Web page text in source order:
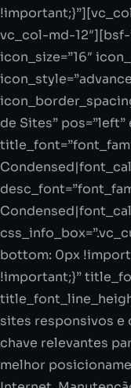
vc_col-md-
icon_size=”16″
de Sites”
bottom: 0px
!important;}”
sites responsivos e
chave relevantes
melhor